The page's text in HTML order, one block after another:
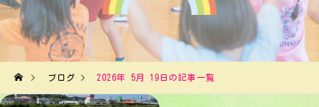
ブログ 2026年 5月 19日の記事一覧